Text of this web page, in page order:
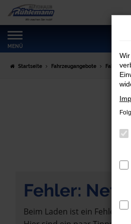
Zum
Hauptinhalt
springen
MENÜ
Startseite Fahrzeugangebote
Fehler:
Beim Laden ist ein Fehler